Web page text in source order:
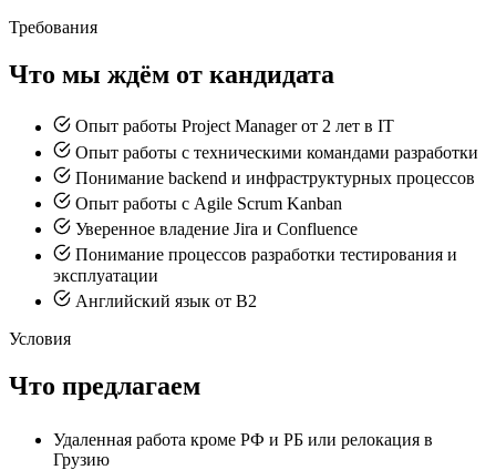
Требования
Что мы ждём от кандидата
Опыт работы Project Manager от 2 лет в IT
Опыт работы с техническими командами разработки
Понимание backend и инфраструктурных процессов
Опыт работы с Agile Scrum Kanban
Уверенное владение Jira и Confluence
Понимание процессов разработки тестирования и
эксплуатации
Английский язык от B2
Условия
Что предлагаем
Удаленная работа кроме РФ и РБ или релокация в
Грузию